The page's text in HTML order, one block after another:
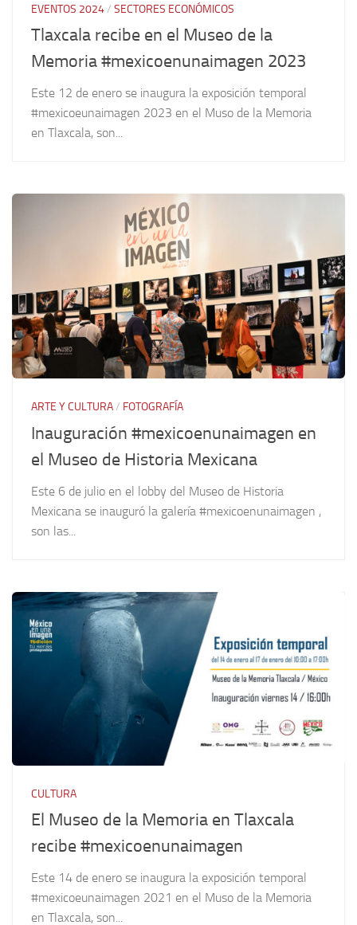
EVENTOS 2024/ SECTORES ECONÓMICOS
Tlaxcala recibe en el Museo de la
Memoria #mexicoenunaimagen 2023
Este 12 de enero se inaugura la exposición temporal
#mexicoeunaimagen 2023 en el Muso de la Memoria
en Tlaxcala, son...
ARTE Y CULTURA/ FOTOGRAFÍA
Inauguración #mexicoenunaimagen en
el Museo de Historia Mexicana
Este 6 de julio en el lobby del Museo de Historia
Mexicana se inauguró la galería #mexicoenunaimagen ,
son las...
CULTURA
El Museo de la Memoria en Tlaxcala
recibe #mexicoenunaimagen
Este 14 de enero se inaugura la exposición temporal
#mexicoeunaimagen 2021 en el Muso de la Memoria
en Tlaxcala, son...